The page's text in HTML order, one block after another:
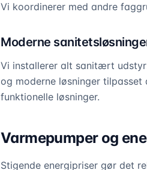
Vi koordinerer med andre
Moderne
Vi installerer alt sanitært
og moderne løsninger
funktionelle løsninger.
Varmepumper og
Stigende energipriser gør det